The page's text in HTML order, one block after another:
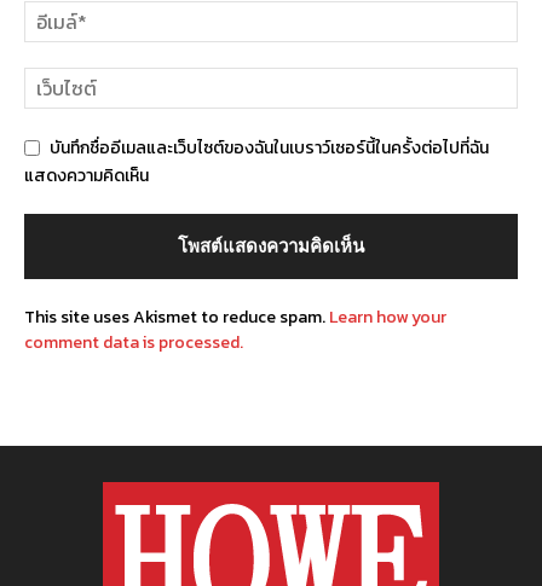
บันทึกชื่ออีเมลและเว็บไซต์ของฉันในเบราว์เซอร์นี้ในครั้งต่อไปที่ฉัน
แสดงความคิดเห็น
This site uses Akismet to reduce spam.Learn how your
comment data is processed.